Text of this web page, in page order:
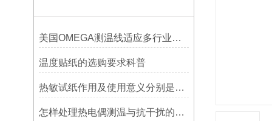
美国OMEGA测温线适应多行业需求
温度贴纸的选购要求科普
热敏试纸作用及使用意义分别是什么？
怎样处理热电偶测温与抗干扰的问题